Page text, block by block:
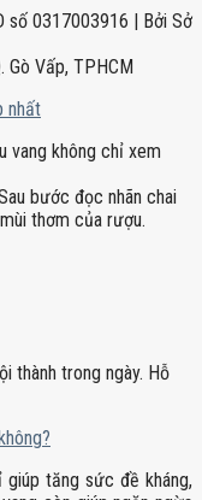
số 0317003916 | Bởi Sở
Gò Vấp, TPHCM
nhất
vang không chỉ xem
bước đọc nhãn chai
thơm của rượu.
thành trong ngày. Hỗ
tăng sức đề kháng,